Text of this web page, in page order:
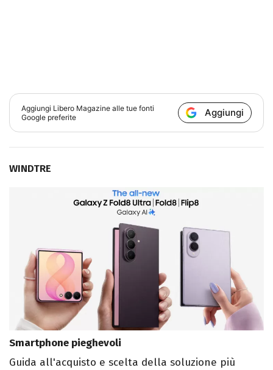
Aggiungi Libero Magazine alle tue fonti
Google preferite
Aggiungi
WINDTRE
Smartphone pieghevoli
Guida all'acquisto e scelta della soluzione più